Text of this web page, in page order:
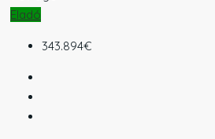
Eladó
343.894€